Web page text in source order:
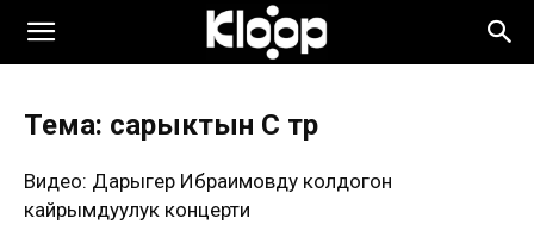
Тема: сарыктын С түрү
Видео: Дарыгер Ибраимовду колдогон
кайрымдуулук концерти